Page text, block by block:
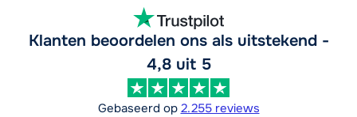
Klanten beoordelen ons als uitstekend -
4,8 uit 5
Gebaseerd op 2.255 reviews